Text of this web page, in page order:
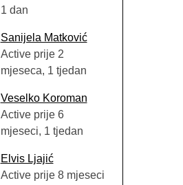
1 dan
Sanijela Matković
Active prije 2
mjeseca, 1 tjedan
Veselko Koroman
Active prije 6
mjeseci, 1 tjedan
Elvis Ljajić
Active prije 8 mjeseci